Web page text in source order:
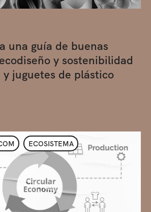
una guía de buenas
y sostenibilidad
y juguetes de plástico
ECOSISTEMA